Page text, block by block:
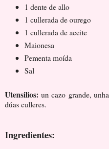
1 dente de allo
1 cullerada de ourego
1 cullerada de aceite
Maionesa
Pementa moída
Sal
Utensilios:un cazo grande,
dúas culleres.
Ingredientes: